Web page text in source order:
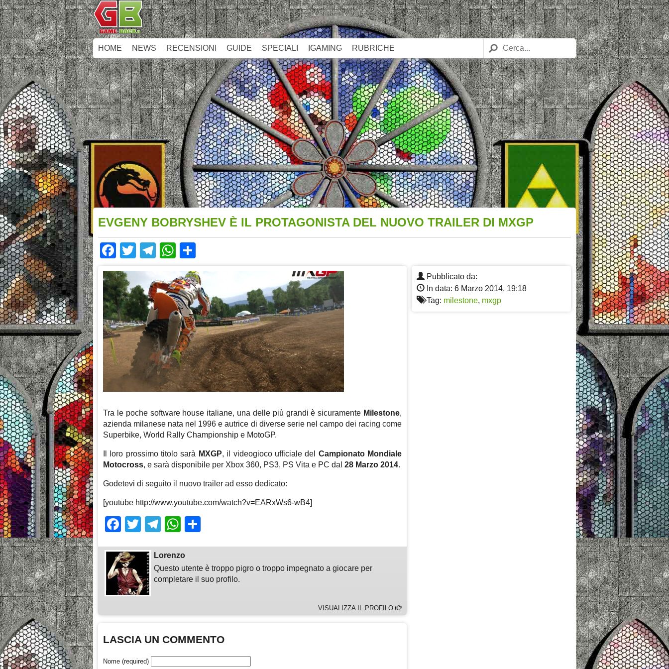
HOME NEWS RECENSIONI GUIDE SPECIALI IGAMING RUBRICHE
EVGENY BOBRYSHEV È IL PROTAGONISTA DEL NUOVO TRAILER DI MXGP
Facebook
TwitterTelegram
WhatsApp
Pubblicato da:
In data: 6 Marzo 2014, 19:18
Tag: milestone, mxgp
Tra le poche software house italiane, una delle più grandi è sicuramente Milestone,
azienda milanese nata nel 1996 e autrice di diverse serie nel campo dei racing come
Superbike, World Rally Championship e MotoGP.
Il loro prossimo titolo sarà MXGP, il videogioco ufficiale del Campionato Mondiale
Motocross, e sarà disponibile per Xbox 360, PS3, PS Vita e PC dal 28 Marzo 2014.
Godetevi di seguito il nuovo trailer ad esso dedicato:
[youtube http://www.youtube.com/watch?v=EARxWs6-wB4]
Facebook
TwitterTelegram
WhatsApp
Lorenzo
Questo utente è troppo pigro o troppo impegnato a giocare per
completare il suo profilo.
VISUALIZZA IL PROFILO
LASCIA UN COMMENTO
Nome (required)